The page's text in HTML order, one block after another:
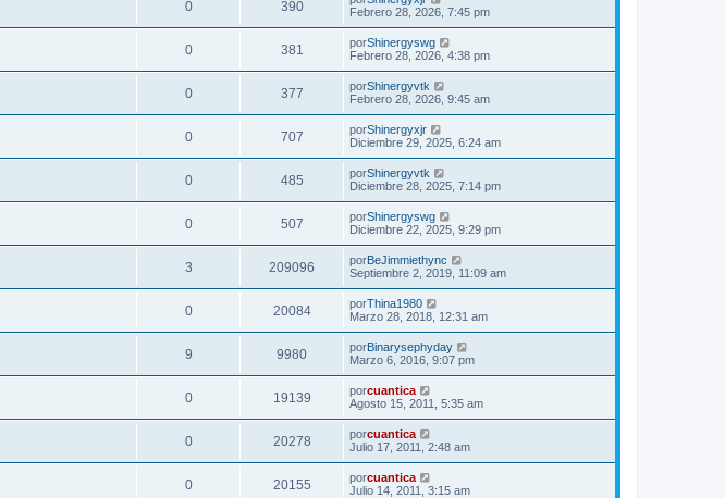
0 390
Febrero 28, 2026, 7:45 pm
0 381 porShinergyswg
Febrero 28, 2026, 4:38 pm
0 377 porShinergyvtk
Febrero 28, 2026, 9:45 am
0 707 porShinergyxjr
Diciembre 29, 2025, 6:24 am
0 485 porShinergyvtk
Diciembre 28, 2025, 7:14 pm
0 507 porShinergyswg
Diciembre 22, 2025, 9:29 pm
3 209096 porBeJimmiethync
Septiembre 2, 2019, 11:09 am
0 20084 porThina1980
Marzo 28, 2018, 12:31 am
9 9980 porBinarysephyday
Marzo 6, 2016, 9:07 pm
0 19139 porcuantica
Agosto 15, 2011, 5:35 am
0 20278 porcuantica
Julio 17, 2011, 2:48 am
0 20155 porcuantica
Julio 14, 2011, 3:15 am